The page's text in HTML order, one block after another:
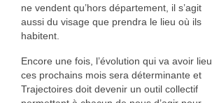
ne vendent qu’hors département, il s’agit
aussi du visage que prendra le lieu où ils
habitent.
Encore une fois, l’évolution qui va avoir lieu
ces prochains mois sera déterminante et
Trajectoires doit devenir un outil collectif